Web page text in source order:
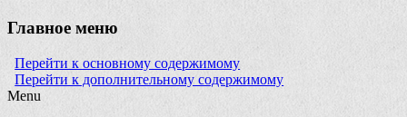
Главное меню
Перейти к основному содержимому
Перейти к дополнительному содержимому
Menu